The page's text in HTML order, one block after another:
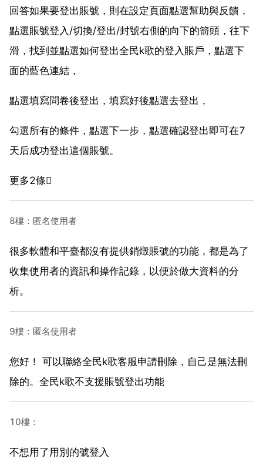
回答如果要登出賬號，則在設定頁面點選幫助與反饋，
點選賬號登入/切換/登出/封號右側的向下的箭頭，往下
滑，找到並點選如何登出全民k歌的登入賬戶，點選下
面的藍色連結，
點選填寫問卷後登出，填寫好後點選去登出，
勾選所有的條件，點選下一步，點選確認登出即可在7
天后成功登出這個賬號。
更多2條
8樓：匿名使用者
很多軟體和平臺都沒有提供銷燬賬號的功能，都是為了
收集使用者的資訊和操作記錄，以便於做大資料的分
析。
9樓：匿名使用者
您好！ 可以聯絡全民k歌客服申請刪除，自己是無法刪
除的。全民k歌不支援賬號登出功能
10樓：
不想用了用別的號登入